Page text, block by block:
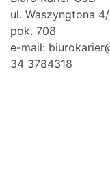
ul. Waszyngtona
pok. 708
e-mail:
34 3784318